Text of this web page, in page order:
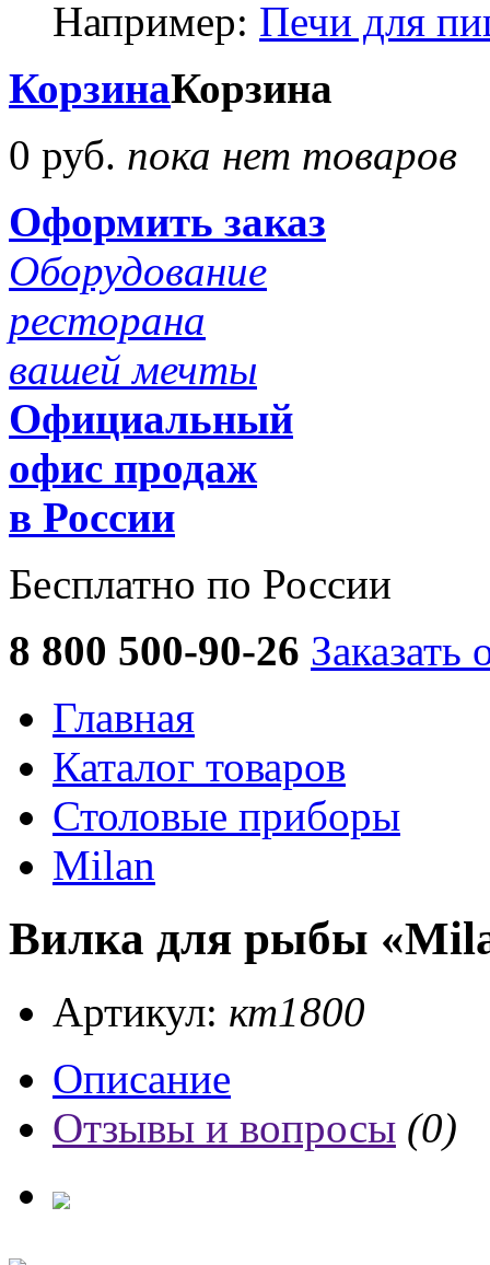
Например: Печи для
КорзинаКорзина
0 руб. пока нет товаров
Оформить заказ
Оборудование
ресторана
вашей мечты
Официальный
офис продаж
в России
Бесплатно по России
8 800 500-90-26 Заказать
Главная
Каталог товаров
Столовые приборы
Milan
Вилка для рыбы
Артикул: кт1800
Описание
Отзывы и вопросы (0)